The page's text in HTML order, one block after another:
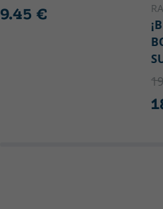
9.45 €